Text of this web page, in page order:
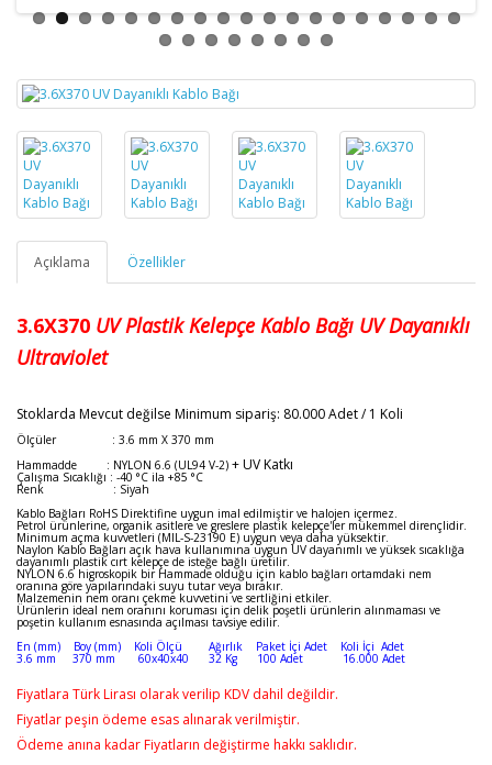
Açıklama Özellikler
3.6X370 UV Plastik Kelepçe Kablo Bağı UV Dayanıklı
Ultraviolet
Stoklarda Mevcut değilse Minimum sipariş: 80.000 Adet / 1 Koli
Ölçüler : 3.6 mm X 370 mm
Hammadde : NYLON 6.6 (UL94 V-2) + UV Katkı
Çalışma Sıcaklığı : -40 °C ila +85 °C
Renk : Siyah
Kablo Bağları RoHS Direktifine uygun imal edilmiştir ve halojen içermez.
Petrol ürünlerine, organik asitlere ve greslere plastik kelepçe'ler mükemmel dirençlidir.
Minimum açma kuvvetleri (MIL-S-23190 E) uygun veya daha yüksektir.
Naylon Kablo Bağları açık hava kullanımına uygun UV dayanımlı ve yüksek sıcaklığa
dayanımlı plastik cırt kelepçe de isteğe bağlı üretilir.
NYLON 6.6 higroskopik bir Hammade olduğu için kablo bağları ortamdaki nem
oranına göre yapılarındaki suyu tutar veya bırakır.
Malzemenin nem oranı çekme kuvvetini ve sertliğini etkiler.
Ürünlerin ideal nem oranını koruması için delik poşetli ürünlerin alınmaması ve
poşetin kullanım esnasında açılması tavsiye edilir.
En (mm) Boy (mm) Koli Ölçü Ağırlık Paket İçi Adet Koli İçi Adet
3.6 mm 370 mm 60x40x40 32 Kg 100 Adet 16.000 Adet
Fiyatlara Türk Lirası olarak verilip KDV dahil değildir.
Fiyatlar peşin ödeme esas alınarak verilmiştir.
Ödeme anına kadar Fiyatların değiştirme hakkı saklıdır.